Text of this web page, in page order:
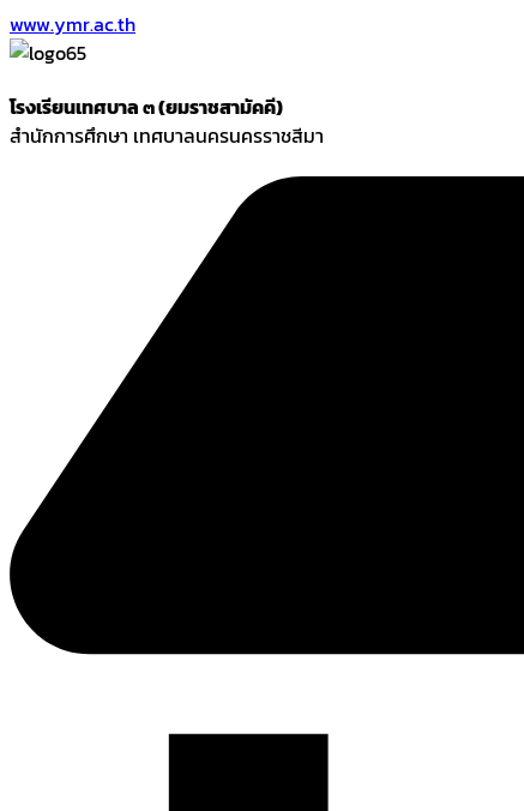
www.ymr.ac.th
โรงเรียนเทศบาล ๓ (ยมราชสามัคคี)
สำนักการศึกษา เทศบาลนครนครราชสีมา